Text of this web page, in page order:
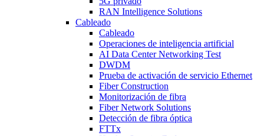
RAN Intelligence Solutions
Cableado
Cableado
Operaciones de inteligencia artificial
AI Data Center Networking Test
DWDM
Prueba de activación de servicio Ethernet
Fiber Construction
Monitorización de fibra
Fiber Network Solutions
Detección de fibra óptica
FTTx